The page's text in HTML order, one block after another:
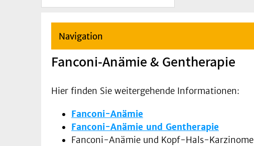
Navigation
Fanconi-Anämie & Gentherapie
Hier finden Sie weitergehende Informationen:
Fanconi-Anämie
Fanconi-Anämie und Gentherapie
Fanconi-Anämie und Kopf-Hals-Karzinome